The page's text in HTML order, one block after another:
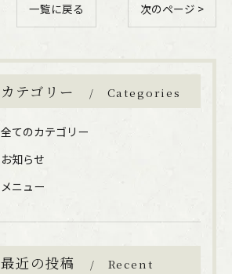
一覧に戻る 次のページ >
カテゴリー Categories
全てのカテゴリー
お知らせ
メニュー
最近の投稿
Recent